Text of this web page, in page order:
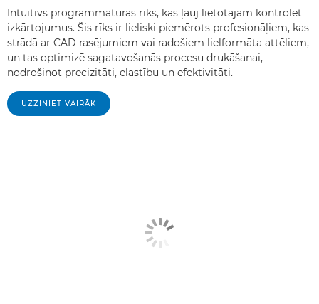
Intuitīvs programmatūras rīks, kas ļauj lietotājam kontrolēt
izkārtojumus. Šis rīks ir lieliski piemērots profesionāļiem, kas
strādā ar CAD rasējumiem vai radošiem lielformāta attēliem,
un tas optimizē sagatavošanās procesu drukāšanai,
nodrošinot precizitāti, elastību un efektivitāti.
UZZINIET VAIRĀK